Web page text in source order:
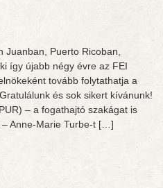
Juanban, Puerto Ricoban,
így újabb négy évre az FEI
tovább folytathatja a
és sok sikert kívánunk!
– a fogathajtó szakágat is
Anne-Marie Turbe-t […]